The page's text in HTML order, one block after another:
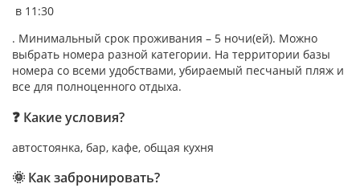
в 11:30
. Минимальный срок проживания – 5 ночи(ей). Можно
выбрать номера разной категории. На территории базы
номера со всеми удобствами, убираемый песчаный пляж и
все для полноценного отдыха.
❓ Какие условия?
автостоянка, бар, кафе, общая кухня
🌞 Как забронировать?